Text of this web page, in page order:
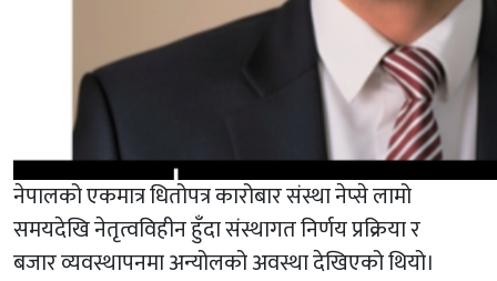
नेपालको एकमात्र धितोपत्र कारोबार संस्था नेप्से लामो
समयदेखि नेतृत्वविहीन हुँदा संस्थागत निर्णय प्रक्रिया र
बजार व्यवस्थापनमा अन्योलको अवस्था देखिएको थियो।